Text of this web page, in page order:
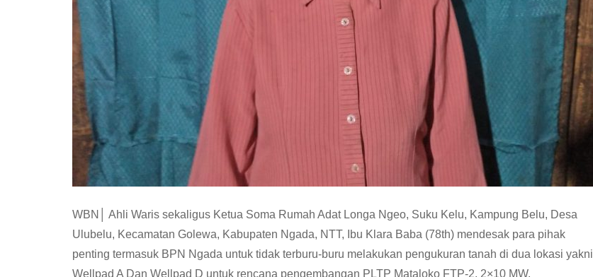
WBN│ Ahli Waris sekaligus Ketua Soma Rumah Adat Longa Ngeo, Suku Kelu, Kampung Belu, Desa
Ulubelu, Kecamatan Golewa, Kabupaten Ngada, NTT, Ibu Klara Baba (78th) mendesak para pihak
penting termasuk BPN Ngada untuk tidak terburu-buru melakukan pengukuran tanah di dua lokasi yakni
Wellpad A Dan Wellpad D untuk rencana pengembangan PLTP Mataloko FTP-2, 2×10 MW.